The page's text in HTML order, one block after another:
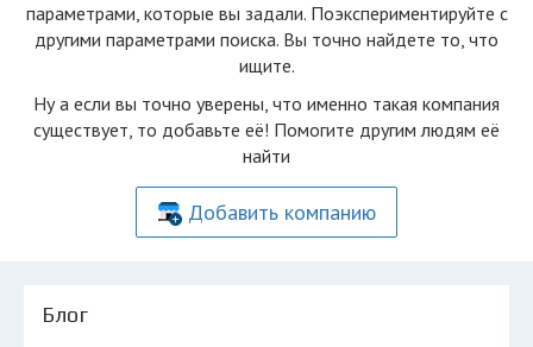
параметрами, которые вы задали. Поэкспериментируйте с
другими параметрами поиска. Вы точно найдете то, что
ищите.
Ну а если вы точно уверены, что именно такая компания
существует, то добавьте её! Помогите другим людям её
найти
Добавить компанию
Блог